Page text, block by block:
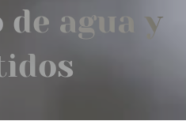
de agua y